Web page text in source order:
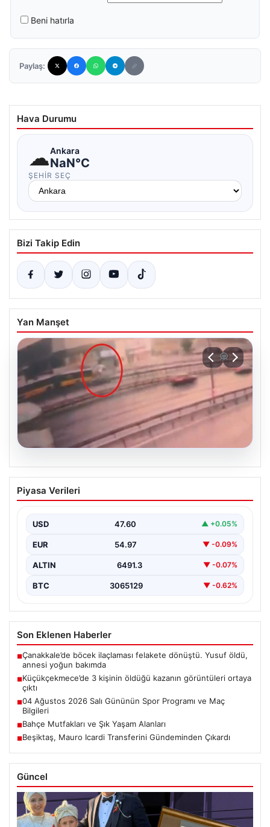
Beni hatırla
Paylaş:
Hava Durumu
☁Ankara
NaN°C
ŞEHIR SEÇ
Bizi Takip Edin
Yan Manşet
Küçükçekmece’de 3 kişinin öldüğü
kazanın görüntüleri ortaya çıktı
Ölümüne Neden Olan Kaza Güvenlik Kamerası
Görüntüleriyle Ortaya Çıktı",…
Piyasa Verileri
USD 47.60 ▲ +0.05%
EUR 54.97 ▼ -0.09%
ALTIN 6491.3 ▼ -0.07%
BTC 3065129 ▼ -0.62%
Son Eklenen Haberler
■Çanakkale’de böcek ilaçlaması felakete dönüştü. Yusuf öldü,
annesi yoğun bakımda
■Küçükçekmece’de 3 kişinin öldüğü kazanın görüntüleri ortaya
çıktı
■04 Ağustos 2026 Salı Gününün Spor Programı ve Maç
Bilgileri
■Bahçe Mutfakları ve Şık Yaşam Alanları
■Beşiktaş, Mauro Icardi Transferini Gündeminden Çıkardı
Güncel